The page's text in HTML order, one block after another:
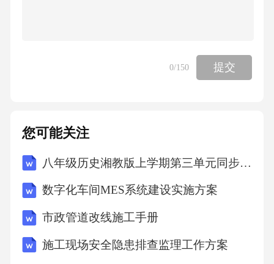
优点，是现代化弱电机房不可或缺的材料。光
纤材料03布线施工在布线施工前，需规划合理
标签机打印清晰的标识，便于日后的线路管理
和故障排查。实施标签管理选用符合国际或国
家标准的电缆和连接器，保证系统的稳定性和
格遵守电气安全规范，确保布线系统的安全性
和可靠性。遵循电气安全规范布线完成后，进
0/150 提交
您可能关注
八年级历史湘教版上学期第三单元同步测试卷基础版A卷
数字化车间MES系统建设实施方案
市政管道改线施工手册
施工现场安全隐患排查监理工作方案